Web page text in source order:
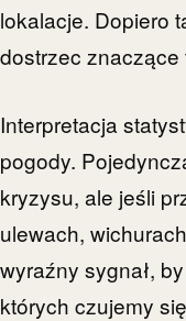
lokalacje. Dopiero
dostrzec znaczące
Interpretacja
pogody.
kryzysu, ale jeśli
ulewach,
wyraźny sygnał,
których czujemy